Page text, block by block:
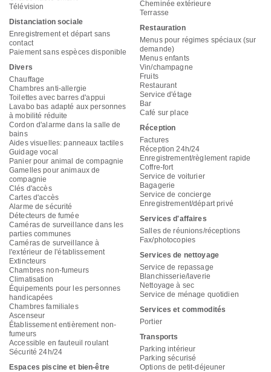
Télévision
Distanciation sociale
Enregistrement et départ sans
contact
Paiement sans espèces disponible
Divers
Chauffage
Chambres anti-allergie
Toilettes avec barres d'appui
Lavabo bas adapté aux personnes
à mobilité réduite
Cordon d'alarme dans la salle de
bains
Aides visuelles: panneaux tactiles
Guidage vocal
Panier pour animal de compagnie
Gamelles pour animaux de
compagnie
Clés d'accès
Cartes d'accès
Alarme de sécurité
Détecteurs de fumée
Caméras de surveillance dans les
parties communes
Caméras de surveillance à
l'extérieur de l'établissement
Extincteurs
Chambres non-fumeurs
Climatisation
Équipements pour les personnes
handicapées
Chambres familiales
Ascenseur
Établissement entièrement non-
fumeurs
Accessible en fauteuil roulant
Sécurité 24h/24
Espaces piscine et bien-être
Cheminée extérieure
Terrasse
Restauration
Menus pour régimes spéciaux (sur
demande)
Menus enfants
Vin/champagne
Fruits
Restaurant
Service d'étage
Bar
Café sur place
Réception
Factures
Réception 24h/24
Enregistrement/règlement rapide
Coffre-fort
Service de voiturier
Bagagerie
Service de concierge
Enregistrement/départ privé
Services d'affaires
Salles de réunions/réceptions
Fax/photocopies
Services de nettoyage
Service de repassage
Blanchisserie/laverie
Nettoyage à sec
Service de ménage quotidien
Services et commodités
Portier
Transports
Parking intérieur
Parking sécurisé
Options de petit-déjeuner